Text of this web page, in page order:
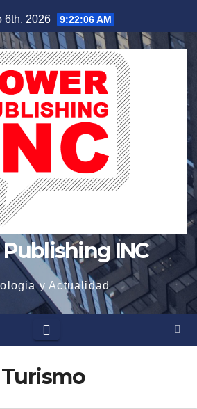
6th, 2026 9:22:07 AM
INC
y Actualidad
Turismo